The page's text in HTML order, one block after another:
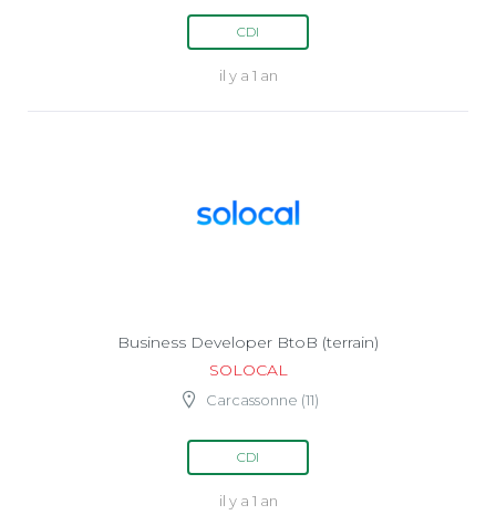
CDI
il y a 1 an
Business Developer BtoB (terrain)
SOLOCAL
Carcassonne (11)
CDI
il y a 1 an